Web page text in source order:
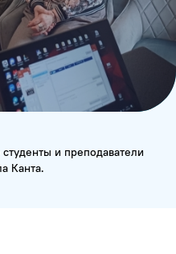
и преподаватели
Канта.